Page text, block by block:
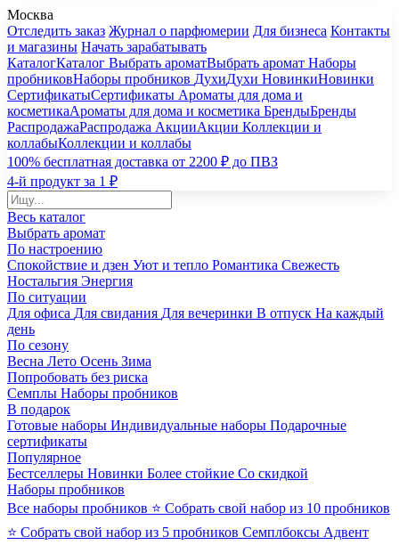
Москва
Отследить заказ Журнал о парфюмерии Для бизнеса Контакты
и магазины Начать зарабатывать
КаталогКаталог Выбрать ароматВыбрать аромат Наборы
пробниковНаборы пробников ДухиДухи НовинкиНовинки
СертификатыСертификаты Ароматы для дома и
косметикаАроматы для дома и косметика БрендыБренды
РаспродажаРаспродажа АкцииАкции Коллекции и
коллабыКоллекции и коллабы
100% бесплатная доставка от 2200 ₽ до ПВЗ
4-й продукт за 1 ₽
Весь каталог
Выбрать аромат
По настроению
Спокойствие и дзен Уют и тепло Романтика Свежесть
Ностальгия Энергия
По ситуации
Для офиса Для свидания Для вечеринки В отпуск На каждый
день
По сезону
Весна Лето Осень Зима
Попробовать без риска
Семплы Наборы пробников
В подарок
Готовые наборы Индивидуальные наборы Подарочные
сертификаты
Популярное
Бестселлеры Новинки Более стойкие Со скидкой
Наборы пробников
Все наборы пробников ⭐ Собрать свой набор из 10 пробников
⭐ Собрать свой набор из 5 пробников Семплбоксы Адвент